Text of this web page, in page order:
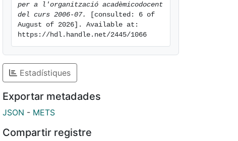
per a l'organització acadèmicodocent
del curs 2006-07.
[consulted: 6 of
August of 2026]. Available at:
https://hdl.handle.net/2445/1066
Estadístiques
Exportar metadades
JSON - METS
Compartir registre